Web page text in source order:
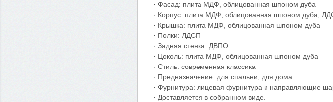
· Фасад: плита МДФ, облицованная шпоном дуба
· Корпус: плита МДФ, облицованная шпоном дуба,
· Крышка: плита МДФ, облицованная шпоном дуба
· Полки: ЛДСП
· Задняя стенка: ДВПО
· Цоколь: плита МДФ, облицованная шпоном дуба
· Стиль: современная классика
· Предназначение: для спальни; для дома
· Фурнитура: лицевая фурнитура и направляющие
· Доставляется в собранном виде.